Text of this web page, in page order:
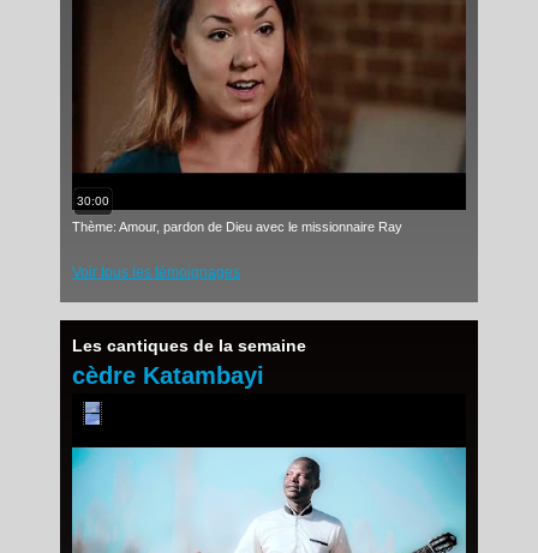
30:00
Thème: Amour, pardon de Dieu avec le missionnaire Ray
Voir tous les témoignages
Les cantiques de la semaine
cèdre Katambayi